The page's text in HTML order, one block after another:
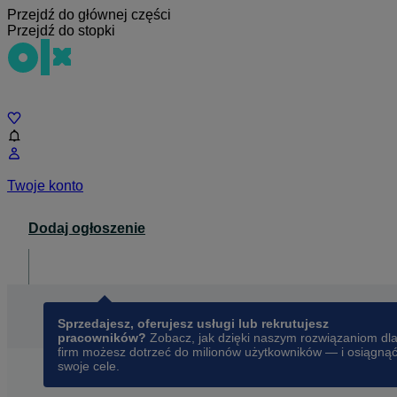
Przejdź do głównej części
Przejdź do stopki
Twoje konto
Dodaj ogłoszenie
Sprzedajesz, oferujesz usługi lub rekrutujesz
pracowników? Zobacz, jak dzięki naszym rozwiązaniom dla
firm możesz dotrzeć do milionów użytkowników — i osiągnąć
swoje cele.